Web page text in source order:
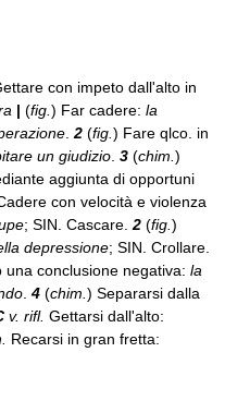
con impeto dall'alto in
| (fig. ) Far cadere: la
2 (fig. ) Fare qlco. in
un giudizio 3 (chim. )
aggiunta di opportuni
con velocità e violenza
; SIN. Cascare. 2 (fig. )
depressione; SIN. Crollare.
conclusione negativa: la
4 (chim. ) Separarsi dalla
v. rifl. Gettarsi dall'alto:
Recarsi in gran fretta: